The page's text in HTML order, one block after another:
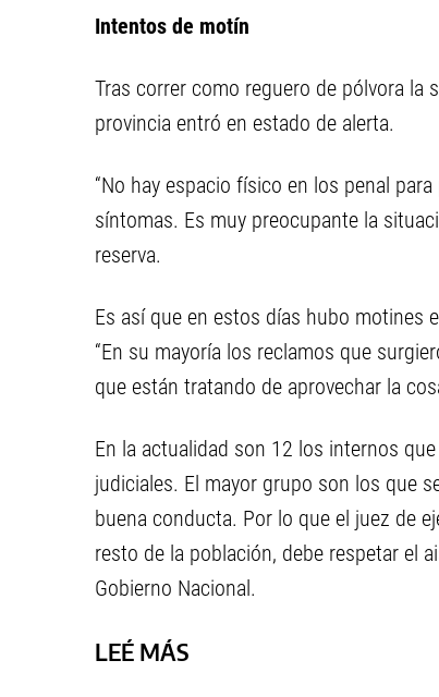
Intentos de motín
Tras correr como reguero de pólvora la
provincia entró en estado de alerta.
“No hay espacio físico en los penal
síntomas. Es muy preocupante la
reserva.
Es así que en estos días hubo motines
“En su mayoría los reclamos que
que están tratando de aprovechar la
En la actualidad son 12 los internos
judiciales. El mayor grupo son los que
buena conducta. Por lo que el juez de
resto de la población, debe respetar el
Gobierno Nacional.
LEÉ MÁS